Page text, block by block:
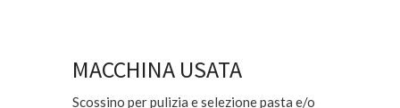
MACCHINA USATA
Scossino per pulizia e selezione pasta e/o